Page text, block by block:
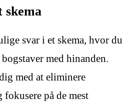
svar i et skema, hvor du
med hinanden.
med at eliminere
fokusere på de mest